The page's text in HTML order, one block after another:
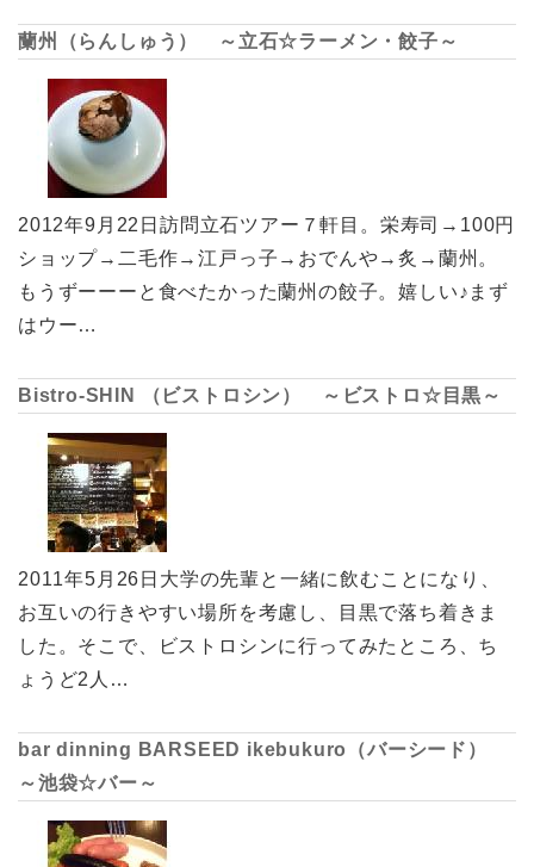
蘭州（らんしゅう） ～立石☆ラーメン・餃子～
2012年9月22日訪問立石ツアー７軒目。栄寿司→100円
ショップ→二毛作→江戸っ子→おでんや→炙→蘭州。
もうずーーーと食べたかった蘭州の餃子。嬉しい♪まず
はウー…
Bistro-SHIN （ビストロシン） ～ビストロ☆目黒～
2011年5月26日大学の先輩と一緒に飲むことになり、
お互いの行きやすい場所を考慮し、目黒で落ち着きま
した。そこで、ビストロシンに行ってみたところ、ち
ょうど2人…
bar dinning BARSEED ikebukuro（バーシード）
～池袋☆バー～